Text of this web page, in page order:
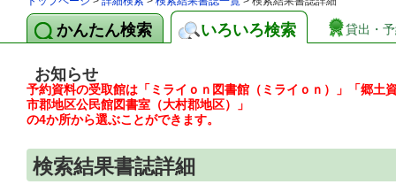
かんたん検索 いろいろ検索 貸出・
お知らせ
予約資料の受取館は「ミライｏｎ図書館（ミライｏｎ）」「郷
市郡地区公民館図書室（大村郡地区）」
の4か所から選ぶことができます。
検索結果書誌詳細